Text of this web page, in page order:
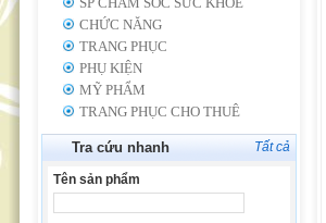
CHỨC NĂNG
TRANG PHỤC
PHỤ KIỆN
MỸ PHẨM
TRANG PHỤC CHO THUÊ
Tra cứu nhanh Tất cả
Tên sản phẩm